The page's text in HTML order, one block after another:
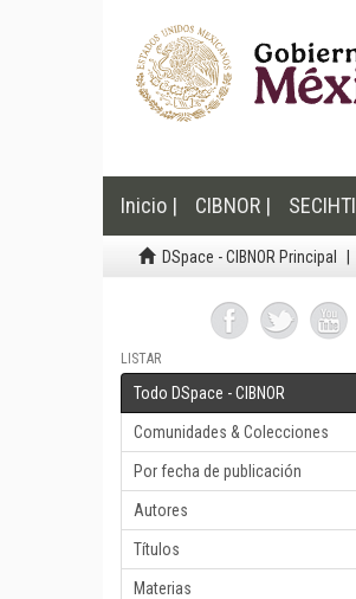
Inicio | CIBNOR | SECIHTI
DSpace - CIBNOR Principal
LISTAR
Todo DSpace - CIBNOR
Comunidades & Colecciones
Por fecha de publicación
Autores
Títulos
Materias